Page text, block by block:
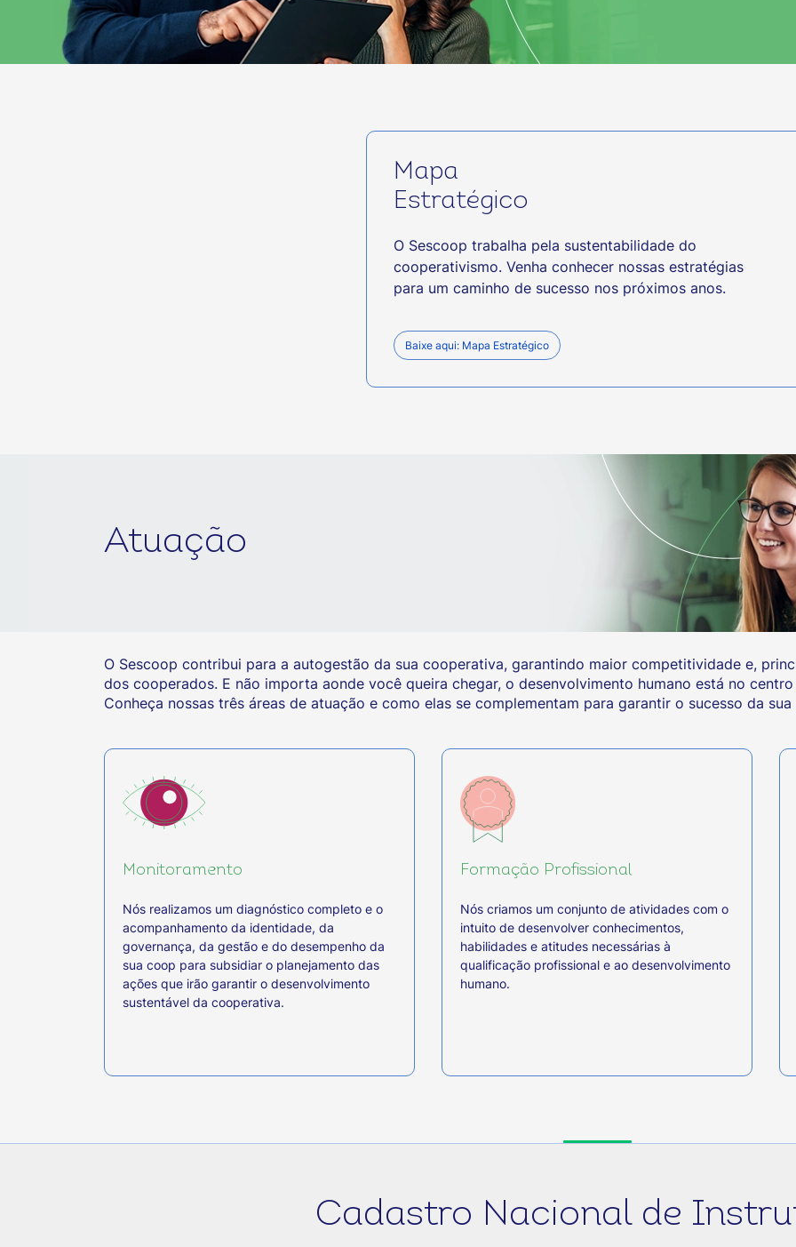
Mapa
Estratégico
O Sescoop trabalha pela sustentabilidade do
cooperativismo. Venha conhecer nossas estratégias
para um caminho de sucesso nos próximos anos.
Baixe aqui: Mapa Estratégico
Atuação
O Sescoop contribui para a autogestão da sua cooperativa, garantindo maior competitividade e,
dos cooperados. E não importa aonde você queira chegar, o desenvolvimento humano está no
Conheça nossas três áreas de atuação e como elas se complementam para garantir o sucesso da
Monitoramento
Nós realizamos um diagnóstico completo e o
acompanhamento da identidade, da
governança, da gestão e do desempenho da
sua coop para subsidiar o planejamento das
ações que irão garantir o desenvolvimento
sustentável da cooperativa.
Formação Profissional
Nós criamos um conjunto de atividades com o
intuito de desenvolver conhecimentos,
habilidades e atitudes necessárias à
qualificação profissional e ao desenvolvimento
humano.
Cadastro Nacional de